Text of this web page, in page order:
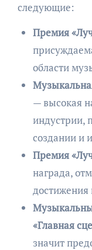
следующие:
Премия
области
— высокая
индустрии,
создании и
Премия
награда,
достижения
«Главная
значит